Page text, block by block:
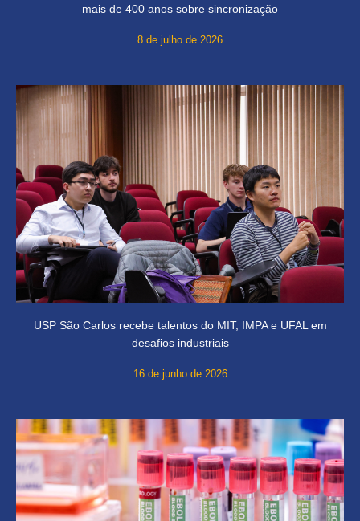
mais de 400 anos sobre sincronização
8 de julho de 2026
USP São Carlos recebe talentos do MIT, IMPA e UFAL em
desafios industriais
16 de junho de 2026